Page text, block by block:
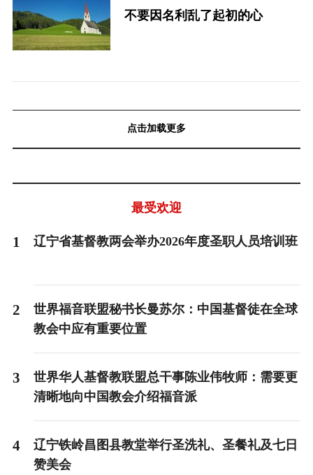
不要因名利乱了起初的心
点击加载更多
最受欢迎
1 辽宁省基督教两会举办2026年度圣职人员培训班
2
世界福音联盟秘书长曼苏尔：中国基督徒在全球
教会中应有重要位置
3
世界华人基督教联盟总干事陈业伟牧师：需要更
清晰地向中国教会介绍福音派
4
辽宁铁岭昌图县教堂举行圣洗礼、圣餐礼及七日
赞美会